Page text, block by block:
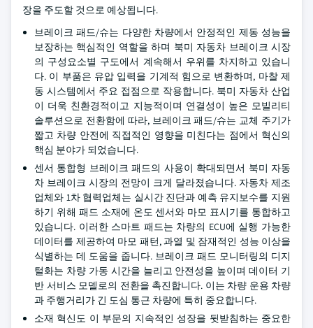
장을 주도할 것으로 예상됩니다.
브레이크 패드/슈는 다양한 차량에서 안정적인 제동 성능을
보장하는 핵심적인 역할을 하며 북미 자동차 브레이크 시장
의 구성요소별 구도에서 계속해서 우위를 차지하고 있습니
다. 이 부품은 유압 입력을 기계적 힘으로 변환하며, 마찰 제
동 시스템에서 주요 접점으로 작용합니다. 북미 자동차 산업
이 더욱 친환경적이고 지능적이며 연결성이 높은 모빌리티
솔루션으로 전환함에 따라, 브레이크 패드/슈는 교체 주기가
짧고 차량 안전에 직접적인 영향을 미친다는 점에서 혁신의
핵심 분야가 되었습니다.
센서 통합형 브레이크 패드의 사용이 확대되면서 북미 자동
차 브레이크 시장의 전망이 크게 달라졌습니다. 자동차 제조
업체와 1차 협력업체는 실시간 진단과 예측 유지보수를 지원
하기 위해 패드 소재에 온도 센서와 마모 표시기를 통합하고
있습니다. 이러한 스마트 패드는 차량의 ECU에 실행 가능한
데이터를 제공하여 마모 패턴, 과열 및 잠재적인 성능 이상을
식별하는 데 도움을 줍니다. 브레이크 패드 모니터링의 디지
털화는 차량 가동 시간을 늘리고 안전성을 높이며 데이터 기
반 서비스 모델로의 전환을 촉진합니다. 이는 차량 운용 차량
과 주행거리가 긴 도심 통근 차량에 특히 중요합니다.
소재 혁신도 이 부문의 지속적인 성장을 뒷받침하는 중요한